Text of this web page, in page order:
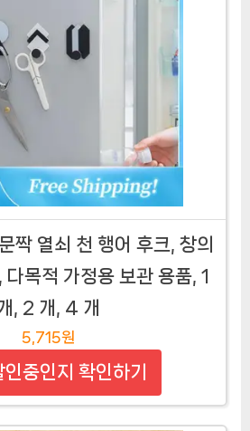
짝 열쇠 천 행어 후크, 창의
다목적 가정용 보관 용품, 1
, 2 개, 4 개
5,715원
중인지 확인하기